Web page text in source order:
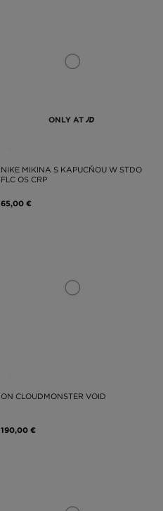
ONLY AT
NIKE MIKINA S KAPUCŇOU W STDO
FLC OS CRP
65,00 €
ON CLOUDMONSTER VOID
190,00 €